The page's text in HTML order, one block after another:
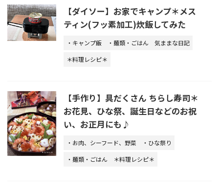
【ダイソー】お家でキャンプ＊メス
ティン(フッ素加工)炊飯してみた
・キャンプ飯 ・麺類・ごはん
気ままな日記
＊料理レシピ＊
【手作り】具だくさん ちらし寿司＊
お花見、ひな祭、誕生日などのお祝
い、お正月にも♪
・お肉、シーフード、野菜
・ひな祭り
・麺類・ごはん
＊料理レシピ＊